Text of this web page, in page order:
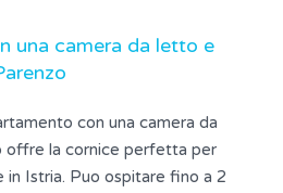
una camera da letto e
con una camera da
offre la cornice perfetta per
in Istria. Puo ospitare fino a 2